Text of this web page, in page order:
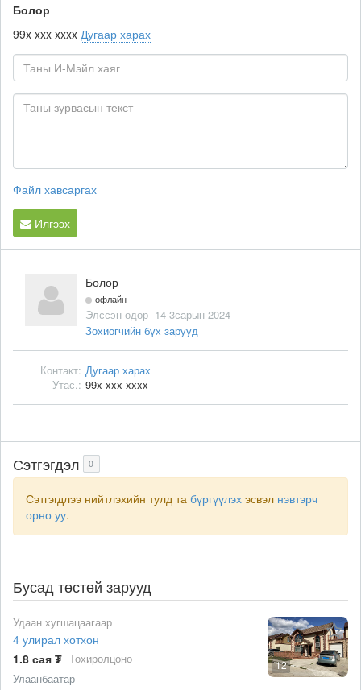
Болор
99x xxx xxxx Дугаар харах
Файл хавсаргах
Илгээх
Болор
офлайн
Элссэн өдөр -14 3сарын 2024
Зохиогчийн бүх зарууд
Контакт: Дугаар харах
Утас.: 99x xxx xxxx
Сэтгэгдэл 0
Сэтгэгдлээ нийтлэхийн тулд та бүргүүлэх эсвэл нэвтэрч
орно уу.
Бусад төстөй зарууд
12
Удаан хугшацаагаар
4 улирал хотхон
1.8 сая ₮ Тохиролцоно
Улаанбаатар